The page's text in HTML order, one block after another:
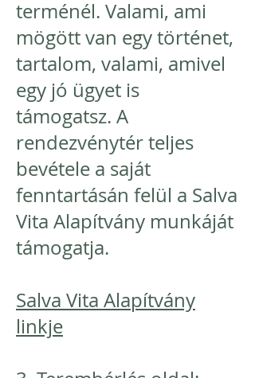
terménél. Valami, ami
mögött van egy történet,
tartalom, valami, amivel
egy jó ügyet is
támogatsz. A
rendezvénytér teljes
bevétele a saját
fenntartásán felül a Salva
Vita Alapítvány munkáját
támogatja.
Salva Vita Alapítvány
linkje